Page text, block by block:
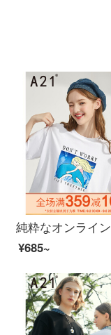
¥685~